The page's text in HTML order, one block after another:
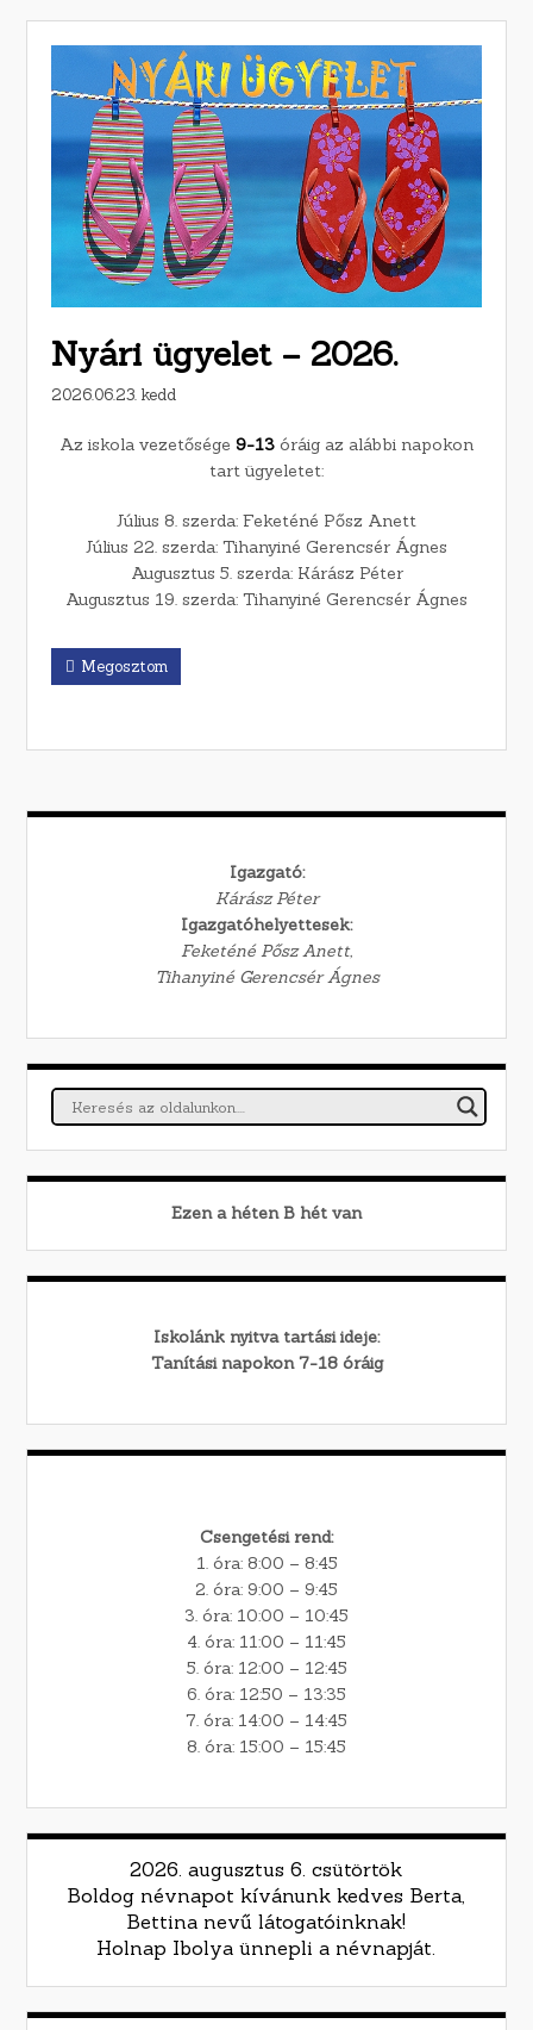
Nyári ügyelet – 2026.
2026.06.23. kedd
Az iskola vezetősége 9-13 óráig az alábbi napokon
tart ügyeletet:
Július 8. szerda: Feketéné Pősz Anett
Július 22. szerda: Tihanyiné Gerencsér Ágnes
Augusztus 5. szerda: Kárász Péter
Augusztus 19. szerda: Tihanyiné Gerencsér Ágnes
Megosztom
Igazgató:
Kárász Péter
Igazgatóhelyettesek:
Feketéné Pősz Anett,
Tihanyiné Gerencsér Ágnes
Ezen a héten B hét van
Iskolánk nyitva tartási ideje:
Tanítási napokon 7-18 óráig
Csengetési rend:
1. óra: 8:00 – 8:45
2. óra: 9:00 – 9:45
3. óra: 10:00 – 10:45
4. óra: 11:00 – 11:45
5. óra: 12:00 – 12:45
6. óra: 12:50 – 13:35
7. óra: 14:00 – 14:45
8. óra: 15:00 – 15:45
2026. augusztus 6. csütörtök
Boldog névnapot kívánunk kedves Berta,
Bettina nevű látogatóinknak!
Holnap Ibolya ünnepli a névnapját.